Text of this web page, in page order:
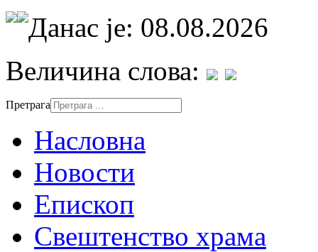
Данас је: 08.08.2026
Величина слова:
Претрага
Насловна
Новости
Епископ
Свештенство храма